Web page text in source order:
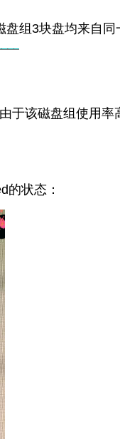
组3块盘均来自同
于该磁盘组使用
状态：